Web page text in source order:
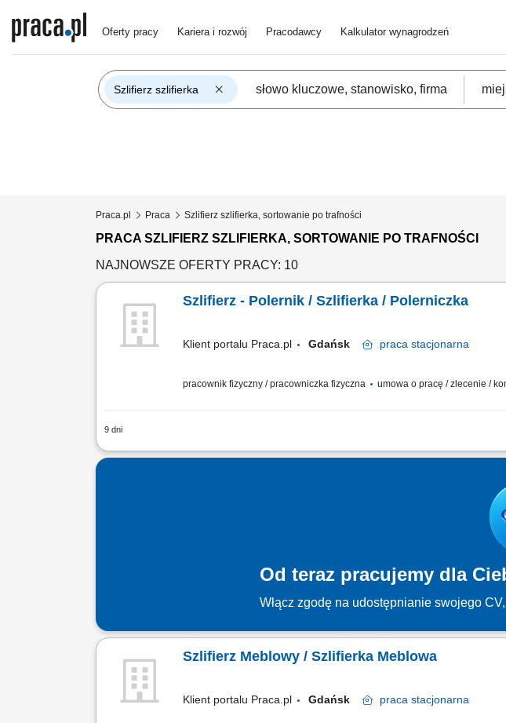
Oferty pracy Kariera i rozwój Pracodawcy Kalkulator wynagrodzeń
Szlifierz szlifierka
Praca.pl Praca Szlifierz szlifierka, sortowanie po trafności
PRACA SZLIFIERZ SZLIFIERKA, SORTOWANIE PO TRAFNOŚCI
NAJNOWSZE OFERTY PRACY: 10
Szlifierz - Polernik / Szlifierka / Polerniczka
Klient portalu Praca.pl Gdańsk praca stacjonarna
pracownik fizyczny / pracowniczka fizyczna umowa o pracę / zlecenie /
9 dni
Szlifowanie, szpachlowanie i polerowanie elementów kompozytowych
Od teraz pracujemy dla
Włącz zgodę na udostępnianie swojego
Szlifierz Meblowy / Szlifierka Meblowa
Klient portalu Praca.pl Gdańsk praca stacjonarna